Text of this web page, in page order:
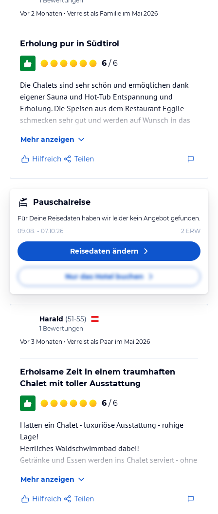
Vor 2 Monaten • Verreist als Familie im Mai 2026
Erholung pur in Südtirol
6 / 6
Die Chalets sind sehr schön und ermöglichen dank
eigener Sauna und Hot-Tub Entspannung und
Erholung. Die Speisen aus dem Restaurant Eggile
schmecken sehr gut und werden auf Wunsch in das
abwechslungsreiche Frühstück serviert. Das Personal
ist sehr freundlich und hilfsbereit und die Region lädt
auf vielfältige Weise (Wanderunge, Klettern,
Radfahren oder die Besichtigung von
ein.
Mehr anzeigen
Hilfreich Teilen
Pauschalreise
Für Deine Reisedaten haben wir leider kein Angebot gefunden.
09.08. - 07.10.26
2 ERW
Reisedaten ändern
Nur das Hotel buchen
Harald (51-55)
1 Bewertungen
Vor 3 Monaten • Verreist als Paar im Mai 2026
Erholsame Zeit in einem traumhaften
Chalet mit toller Ausstattung
6 / 6
Hatten ein Chalet - luxuriöse Ausstattung - ruhige
Lage!
Herrliches Waldschwimmbad dabei!
Getränke und Essen werden ins Chalet serviert - ohne
perfekte Anbindung für Rad- oder Wanderurlaub
Mehr anzeigen
Hilfreich Teilen